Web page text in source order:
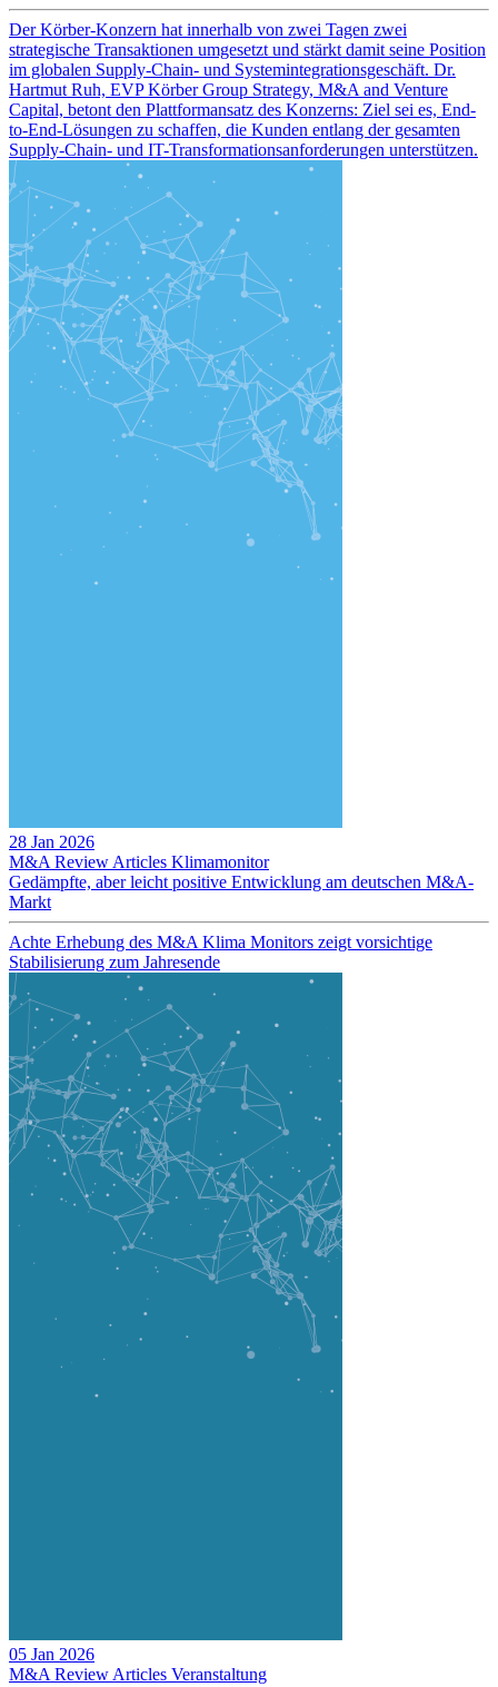
Der Körber-Konzern hat innerhalb von zwei Tagen zwei
strategische Transaktionen umgesetzt und stärkt damit seine Position
im globalen Supply-Chain- und Systemintegrationsgeschäft. Dr.
Hartmut Ruh, EVP Körber Group Strategy, M&A and Venture
Capital, betont den Plattformansatz des Konzerns: Ziel sei es, End-
to-End-Lösungen zu schaffen, die Kunden entlang der gesamten
Supply-Chain- und IT-Transformationsanforderungen unterstützen.
28 Jan 2026
M&A Review Articles Klimamonitor
Gedämpfte, aber leicht positive Entwicklung am deutschen M&A-
Markt
Achte Erhebung des M&A Klima Monitors zeigt vorsichtige
Stabilisierung zum Jahresende
05 Jan 2026
M&A Review Articles Veranstaltung